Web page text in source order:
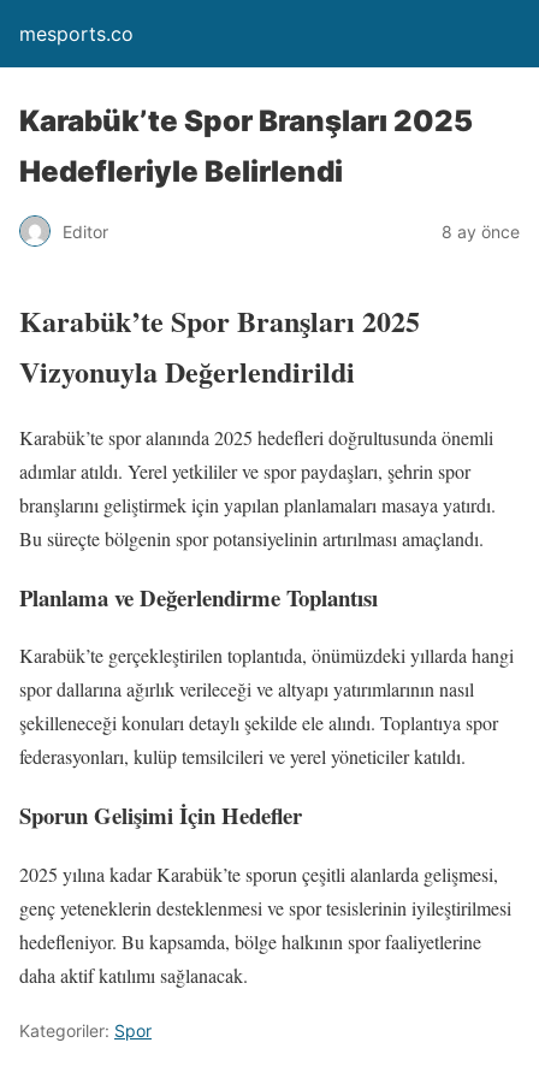
mesports.co
Karabük’te Spor Branşları 2025
Hedefleriyle Belirlendi
Editor 8 ay önce
Karabük’te Spor Branşları 2025
Vizyonuyla Değerlendirildi
Karabük’te spor alanında 2025 hedefleri doğrultusunda önemli
adımlar atıldı. Yerel yetkililer ve spor paydaşları, şehrin spor
branşlarını geliştirmek için yapılan planlamaları masaya yatırdı.
Bu süreçte bölgenin spor potansiyelinin artırılması amaçlandı.
Planlama ve Değerlendirme Toplantısı
Karabük’te gerçekleştirilen toplantıda, önümüzdeki yıllarda hangi
spor dallarına ağırlık verileceği ve altyapı yatırımlarının nasıl
şekilleneceği konuları detaylı şekilde ele alındı. Toplantıya spor
federasyonları, kulüp temsilcileri ve yerel yöneticiler katıldı.
Sporun Gelişimi İçin Hedefler
2025 yılına kadar Karabük’te sporun çeşitli alanlarda gelişmesi,
genç yeteneklerin desteklenmesi ve spor tesislerinin iyileştirilmesi
hedefleniyor. Bu kapsamda, bölge halkının spor faaliyetlerine
daha aktif katılımı sağlanacak.
Kategoriler: Spor